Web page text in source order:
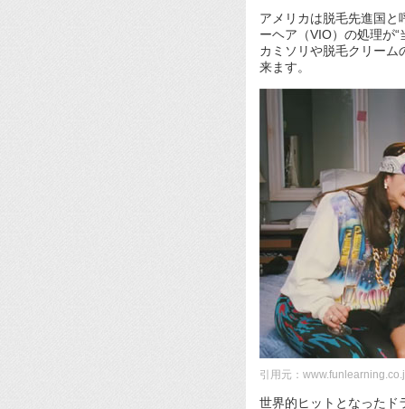
アメリカは脱毛先進国と
ーヘア（VIO）の処理が
カミソリや脱毛クリーム
来ます。
引用元：
世界的ヒットとなったド